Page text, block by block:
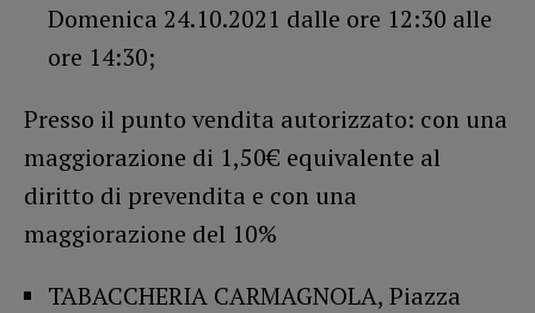
Domenica 24.10.2021 dalle ore 12:30 alle
ore 14:30;
Presso il punto vendita autorizzato: con una
maggiorazione di 1,50€ equivalente al
diritto di prevendita e con una
maggiorazione del 10%
TABACCHERIA CARMAGNOLA, Piazza